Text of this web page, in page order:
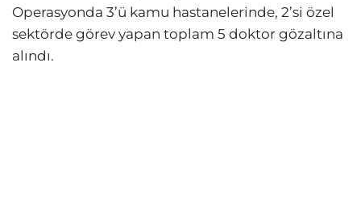
Operasyonda 3’ü kamu hastanelerinde, 2’si özel
sektörde görev yapan toplam 5 doktor gözaltına
alındı.